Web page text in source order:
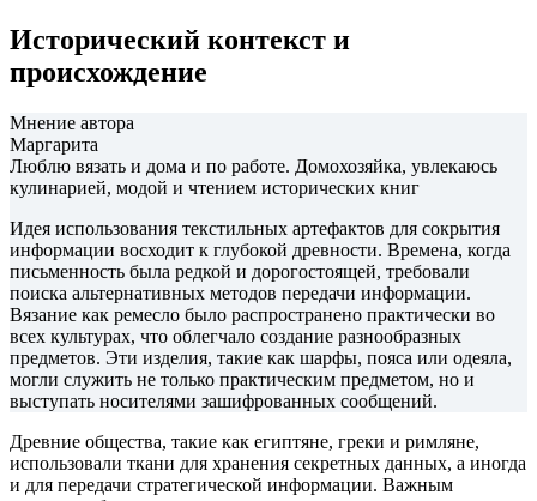
Исторический контекст и
происхождение
Мнение автора
Маргарита
Люблю вязать и дома и по работе. Домохозяйка, увлекаюсь
кулинарией, модой и чтением исторических книг
Идея использования текстильных артефактов для сокрытия
информации восходит к глубокой древности. Времена, когда
письменность была редкой и дорогостоящей, требовали
поиска альтернативных методов передачи информации.
Вязание как ремесло было распространено практически во
всех культурах, что облегчало создание разнообразных
предметов. Эти изделия, такие как шарфы, пояса или одеяла,
могли служить не только практическим предметом, но и
выступать носителями зашифрованных сообщений.
Древние общества, такие как египтяне, греки и римляне,
использовали ткани для хранения секретных данных, а иногда
и для передачи стратегической информации. Важным